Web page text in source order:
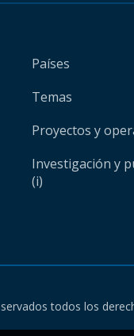
Países
Temas
Proyectos y
Investigación y
(i)
todos los